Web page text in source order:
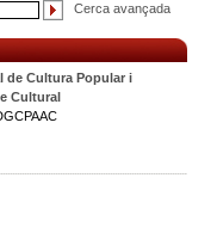
Cerca avançada
de Cultura Popular i
Cultural